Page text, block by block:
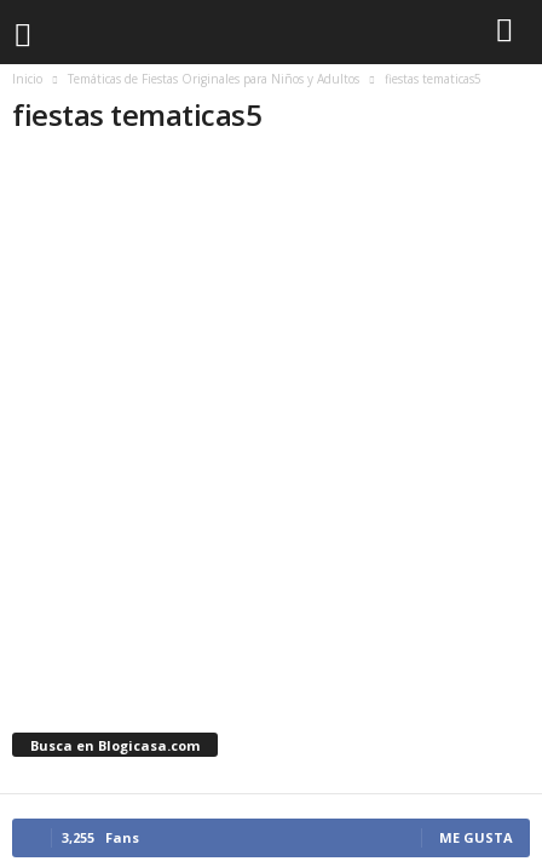
Inicio Temáticas de Fiestas Originales para Niños y Adultos fiestas tematicas5
fiestas tematicas5
Busca en Blogicasa.com
3,255 Fans ME GUSTA